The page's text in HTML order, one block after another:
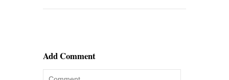
Add Comment